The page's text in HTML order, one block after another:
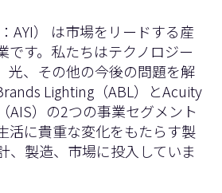
AYI） は市場をリードする産
です。私たちはテクノロジー
光、その他の今後の問題を解
Lighting（ABL）とAcuity
AIS）の2つの事業セグメント
活に貴重な変化をもたらす製
、製造、市場に投入していま